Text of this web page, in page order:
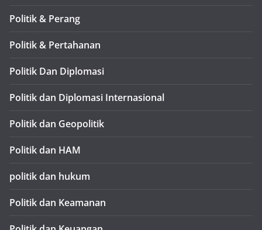
Politik & Perang
Politik & Pertahanan
Politik Dan Diplomasi
Politik dan Diplomasi Internasional
Politik dan Geopolitik
Politik dan HAM
politik dan hukum
Politik dan Keamanan